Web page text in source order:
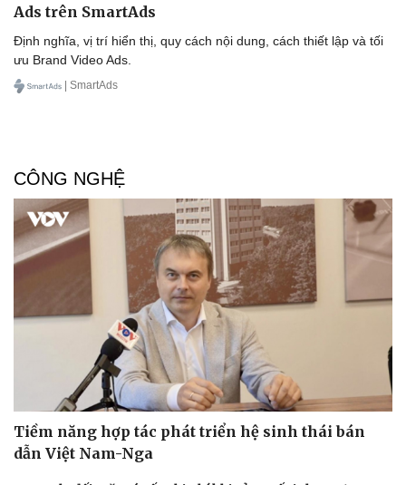
Doanh nhân
Vì cộng đồng
Chuyển đổi số
Ads trên SmartAds
Định nghĩa, vị trí hiển thị, quy cách nội dung, cách thiết lập và tối
ưu Brand Video Ads.
| SmartAds
CÔNG NGHỆ
Tiềm năng hợp tác phát triển hệ sinh thái bán
dẫn Việt Nam-Nga